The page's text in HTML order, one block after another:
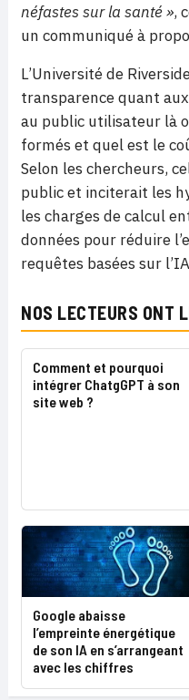
néfastes sur la santé »,
un communiqué à
L’Université de
transparence quant
au public utilisateur là
formés et quel est le
Selon les chercheurs,
public et inciterait les
les charges de calcul
données pour réduire
requêtes basées sur
NOS LECTEURS ONT
Comment et pourquoi
intégrer ChatgGPT à son
site web ?
Google abaisse
l’empreinte énergétique
de son IA en s’arrangeant
avec les chiffres